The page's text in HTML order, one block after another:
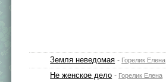
Земля неведомая - Горелик Елена
Не женское дело - Горелик Елена